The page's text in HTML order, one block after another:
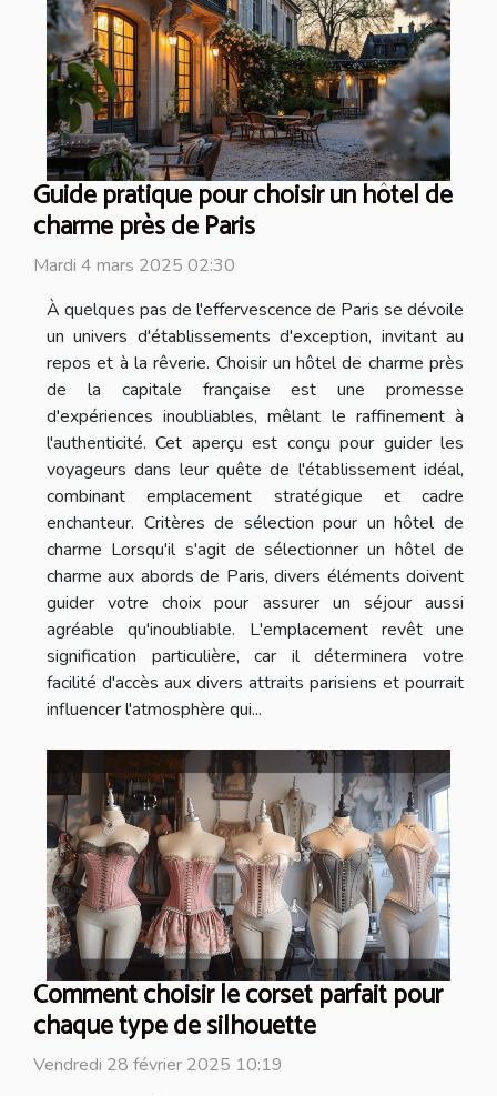
Guide pratique pour choisir un hôtel de
charme près de Paris
Mardi 4 mars 2025 02:30
À quelques pas de l'effervescence de Paris se dévoile
un univers d'établissements d'exception, invitant au
repos et à la rêverie. Choisir un hôtel de charme près
de la capitale française est une promesse
d'expériences inoubliables, mêlant le raffinement à
l'authenticité. Cet aperçu est conçu pour guider les
voyageurs dans leur quête de l'établissement idéal,
combinant emplacement stratégique et cadre
enchanteur. Critères de sélection pour un hôtel de
charme Lorsqu'il s'agit de sélectionner un hôtel de
charme aux abords de Paris, divers éléments doivent
guider votre choix pour assurer un séjour aussi
agréable qu'inoubliable. L'emplacement revêt une
signification particulière, car il déterminera votre
facilité d'accès aux divers attraits parisiens et pourrait
influencer l'atmosphère qui...
Comment choisir le corset parfait pour
chaque type de silhouette
Vendredi 28 février 2025 10:19